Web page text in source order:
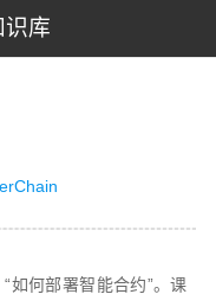
识库
如何部署智能合约”。课